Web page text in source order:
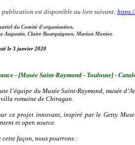
publication est disponible au lien suivant:
du Comité d'organisation.
Augustin, Claire Bourguignon, Marion Monier.
le 3 janvier 2020
- [Musée Saint-Raymond - Toulouse] -
l’équipe du Musée Saint-Raymond, musée
romaine de Chiragan.
ce projet innovant, inspiré par le Getty
et open source.
cette façon, nous pourrons :